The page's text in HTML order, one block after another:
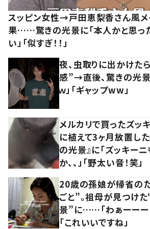
スッピン女性→戸田恵梨香さん風メ
果……驚きの光景に「本人かと思っ
い」「似すぎ！！」
夜、虫取りに出かけた
感”→直後、驚きの光
ｗ」「ギャップww」
メルカリで買ったズッ
に植えて3ヶ月放置し
の光景』に「ズッキー
か、、」「野太い音！笑」
20歳の孫娘が帰省の
ごと”。祖母が見つけ
景”に……「わぁーーー
「これいいですね」